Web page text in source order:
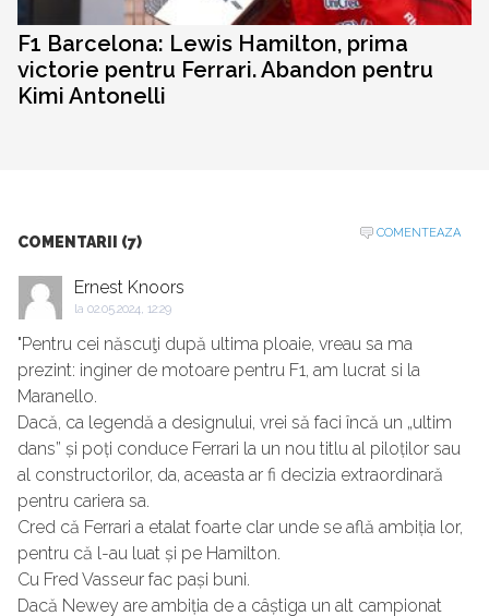
F1 Barcelona: Lewis Hamilton, prima
victorie pentru Ferrari. Abandon pentru
Kimi Antonelli
COMENTARII (7)
COMENTEAZA
Ernest Knoors
la 02.05.2024, 12:29
"Pentru cei născuţi după ultima ploaie, vreau sa ma
prezint: inginer de motoare pentru F1, am lucrat si la
Maranello.
Dacă, ca legendă a designului, vrei să faci încă un „ultim
dans” și poți conduce Ferrari la un nou titlu al piloților sau
al constructorilor, da, aceasta ar fi decizia extraordinară
pentru cariera sa.
Cred că Ferrari a etalat foarte clar unde se află ambiția lor,
pentru că l-au luat și pe Hamilton.
Cu Fred Vasseur fac pași buni.
Dacă Newey are ambiția de a câștiga un alt campionat